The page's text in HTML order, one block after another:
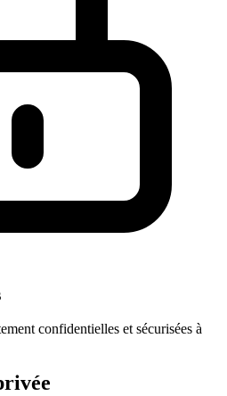
confidentielles et sécurisées à